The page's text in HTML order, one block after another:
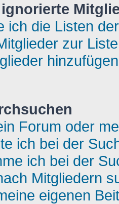
ich die Listen
zur
Forum oder
ich bei der
ich bei der
Mitgliedern
eigenen